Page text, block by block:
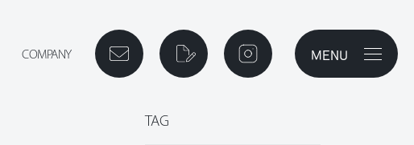
ご相談予約 資料請求 instagram メニューを
MENU
TAG